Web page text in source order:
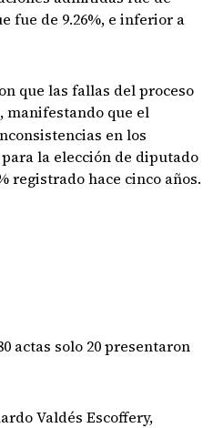
fue de 9.26%, e inferior a
que las fallas del proceso
, manifestando que el
en los
la elección de diputado
registrado hace cinco años.
actas solo 20 presentaron
Valdés Escoffery,